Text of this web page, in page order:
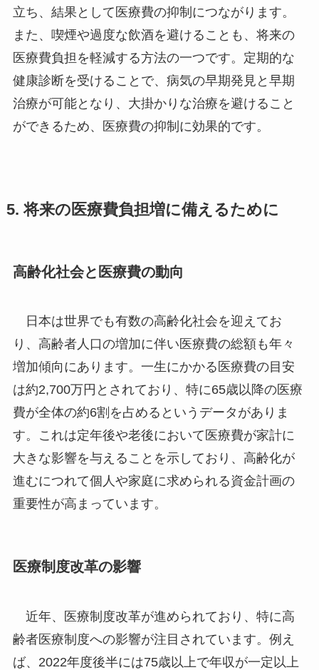
立ち、結果として医療費の抑制につながります。
また、喫煙や過度な飲酒を避けることも、将来の
医療費負担を軽減する方法の一つです。定期的な
健康診断を受けることで、病気の早期発見と早期
治療が可能となり、大掛かりな治療を避けること
ができるため、医療費の抑制に効果的です。
5. 将来の医療費負担増に備えるために
高齢化社会と医療費の動向
日本は世界でも有数の高齢化社会を迎えてお
り、高齢者人口の増加に伴い医療費の総額も年々
増加傾向にあります。一生にかかる医療費の目安
は約2,700万円とされており、特に65歳以降の医療
費が全体の約6割を占めるというデータがありま
す。これは定年後や老後において医療費が家計に
大きな影響を与えることを示しており、高齢化が
進むにつれて個人や家庭に求められる資金計画の
重要性が高まっています。
医療制度改革の影響
近年、医療制度改革が進められており、特に高
齢者医療制度への影響が注目されています。例え
ば、2022年度後半には75歳以上で年収が一定以上